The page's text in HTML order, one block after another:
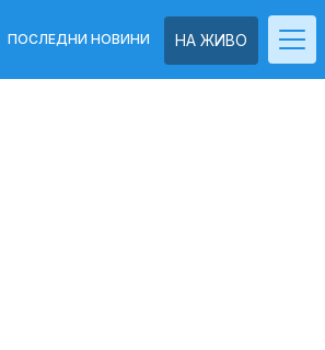
НА ЖИВО
ПОСЛЕДНИ НОВИНИ